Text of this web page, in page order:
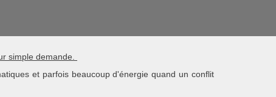
simple demande.
et parfois beaucoup d'énergie quand un conflit